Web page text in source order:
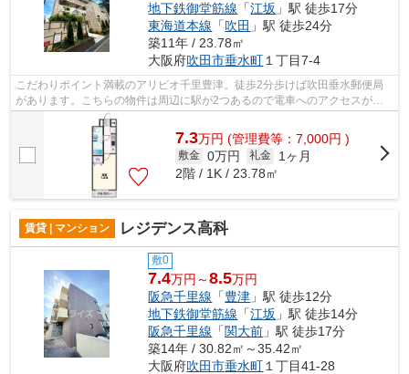
地下鉄御堂筋線 「江坂 」駅 徒歩17分
東海道本線 「吹田 」駅 徒歩24分
築11年 / 23.78㎡
大阪府吹田市垂水町１丁目7-4
こだわりポイント満載のアリビオ千里豊津。徒歩2分歩けば吹田垂水郵便局
があります。こちらの物件は周辺に駅が2つあるので電車へのアクセスが便
利な物件です。共用部にはエレベータ・...
7.3万円 (管理費等：7,000円 )
敷金 0万円 礼金
1ヶ月
2階 / 1K / 23.78㎡
賃貸 | マンション レジデンス高科
敷0
7.4万円～8.5万円
阪急千里線 「豊津 」駅 徒歩12分
地下鉄御堂筋線 「江坂 」駅 徒歩14分
阪急千里線 「関大前 」駅 徒歩17分
築14年 / 30.82㎡～35.42㎡
大阪府吹田市垂水町 １丁目41-28